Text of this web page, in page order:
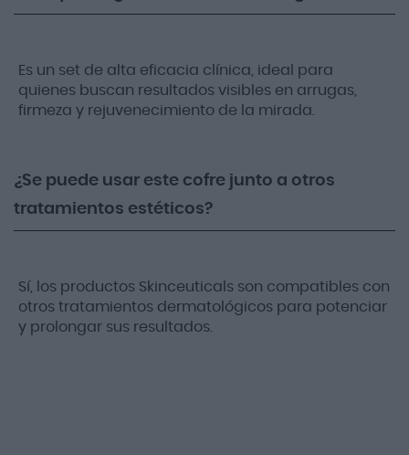
Es un set de alta eficacia clínica, ideal para
quienes buscan resultados visibles en arrugas,
firmeza y rejuvenecimiento de la mirada.
¿Se puede usar este cofre junto a otros
tratamientos estéticos?
Sí, los productos Skinceuticals son compatibles con
otros tratamientos dermatológicos para potenciar
y prolongar sus resultados.